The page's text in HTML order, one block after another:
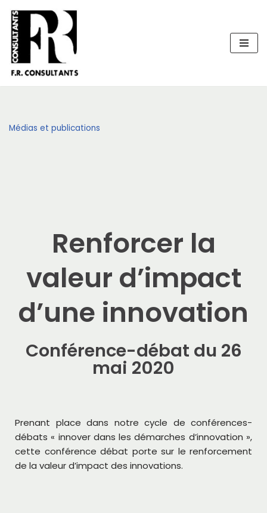
Aller
au
contenu
Médias et publications
Renforcer la
valeur d’impact
d’une innovation
Conférence-débat du 26
mai 2020
Prenant place dans notre cycle de conférences-
débats « innover dans les démarches d’innovation »,
cette conférence débat porte sur le renforcement
de la valeur d’impact des innovations.